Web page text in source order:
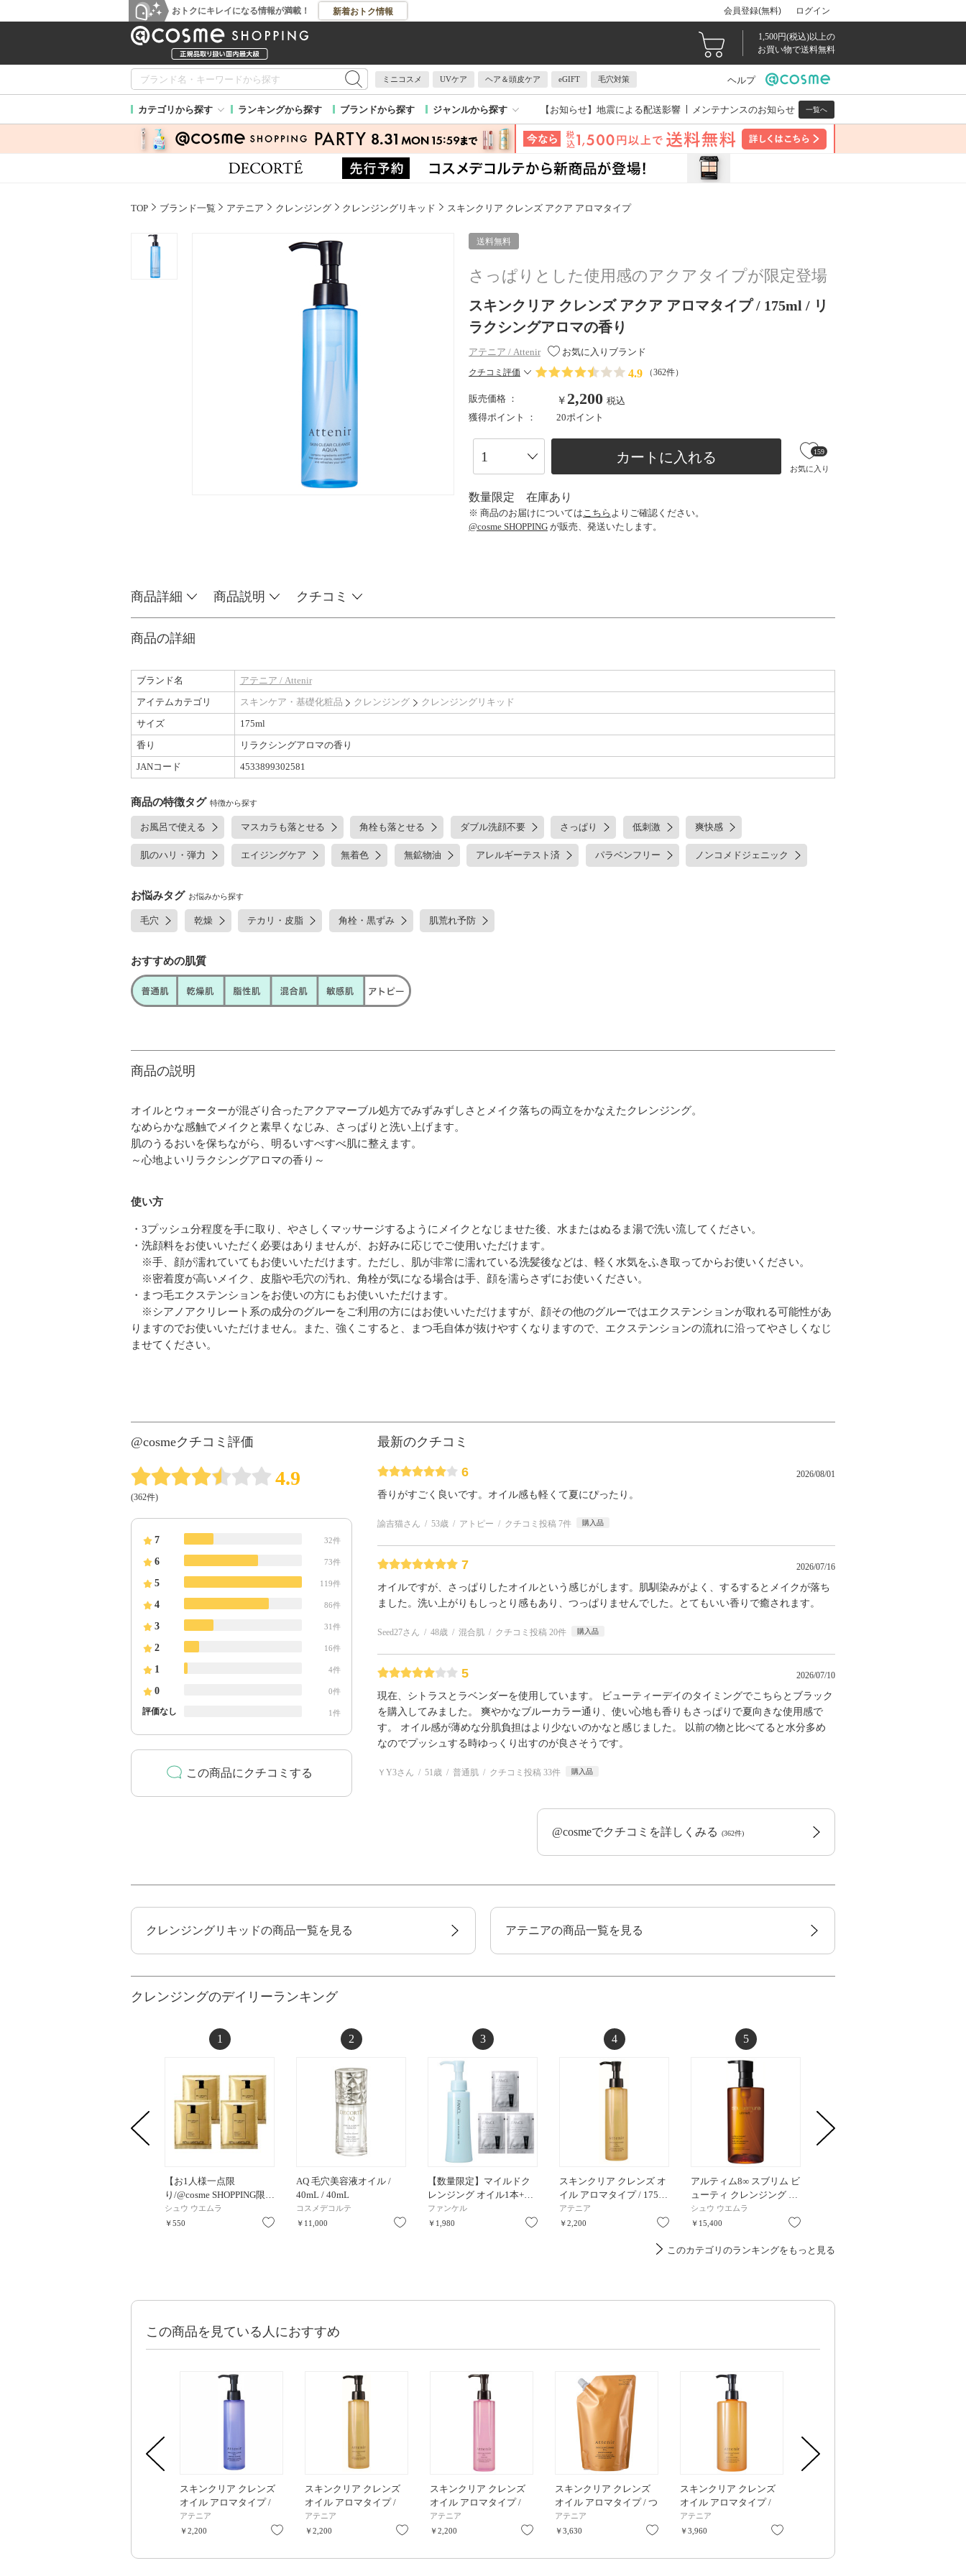
おトクにキレイになる情報が満載！ 新着おトク情報 会員登録(無料) ログイン
1,500円(税込)以上の
お買い物で送料無料
ミニコスメ UVケア ヘア＆頭皮ケア eGIFT 毛穴対策 ヘルプ
カテゴリから探す ランキングから探す ブランドから探す ジャンルから探す 【お知らせ】 地震による配送影響 メンテナンスのお知らせ 一覧へ
TOP ブランド一覧 アテニア クレンジング クレンジングリキッド スキンクリア クレンズ アクア アロマタイプ
送料無料
さっぱりとした使用感のアクアタイプが限定登場
スキンクリア クレンズ アクア アロマタイプ / 175ml / リ
ラクシングアロマの香り
アテニア / Attenir お気に入りブランド
クチコミ評価 4.9 （362件）
販売価格 ： ￥ 2,200 税込
獲得ポイント ：
20ポイント
カートに入れる
お気に入り
159
数量限定 在庫あり
※ 商品のお届けについては こちら よりご確認ください。
@cosme SHOPPING が販売、発送いたします。
商品詳細 商品説明 クチコミ
商品の詳細
ブランド名
アテニア / Attenir
アイテムカテゴリ
スキンケア・基礎化粧品 クレンジング
クレンジングリキッド
サイズ
175ml
香り
リラクシングアロマの香り
JANコード
4533899302581
商品の特徴タグ 特徴から探す
お風呂で使える マスカラも落とせる 角栓も落とせる ダブル洗顔不要 さっぱり 低刺激 爽快感
肌のハリ・弾力 エイジングケア 無着色 無鉱物油 アレルギーテスト済 パラベンフリー ノンコメドジェニック
お悩みタグ お悩みから探す
毛穴 乾燥 テカリ・皮脂 角栓・黒ずみ 肌荒れ予防
おすすめの肌質
商品の説明
オイルとウォーターが混ざり合ったアクアマーブル処方でみずみずしさとメイク落ちの両立をかなえたクレンジング。
なめらかな感触でメイクと素早くなじみ、さっぱりと洗い上げます。
肌のうるおいを保ちながら、明るいすべすべ肌に整えます。
～心地よいリラクシングアロマの香り～
使い方
・3プッシュ分程度を手に取り、やさしくマッサージするようにメイクとなじませた後、水またはぬるま湯で洗い流してください。
・洗顔料をお使いいただく必要はありませんが、お好みに応じでご使用いただけます。
※手、顔が濡れていてもお使いいただけます。ただし、肌が非常に濡れている洗髪後などは、軽く水気をふき取ってからお使いください。
※密着度が高いメイク、皮脂や毛穴の汚れ、角栓が気になる場合は手、顔を濡らさずにお使いください。
・まつ毛エクステンションをお使いの方にもお使いいただけます。
※シアノアクリレート系の成分のグルーをご利用の方にはお使いいただけますが、顔その他のグルーではエクステンションが取れる可能性があ
りますのでお使いいただけません。また、強くこすると、まつ毛自体が抜けやすくなりますので、エクステンションの流れに沿ってやさしくなじ
ませてください。
@cosmeクチコミ評価
4.9
(362件)
7 32件
6 73件
5 119件
4 86件
3 31件
2 16件
1 4件
0 0件
評価なし 1件
この商品にクチコミする
最新のクチコミ
6 2026/08/01
香りがすごく良いです。オイル感も軽くて夏にぴったり。
諭吉猫さん 53歳 アトピー クチコミ投稿 7件 購入品
7 2026/07/16
オイルですが、さっぱりしたオイルという感じがします。肌馴染みがよく、するするとメイクが落ち
ました。洗い上がりもしっとり感もあり、つっぱりませんでした。とてもいい香りで癒されます。
Seed27さん 48歳 混合肌 クチコミ投稿 20件 購入品
5 2026/07/10
現在、シトラスとラベンダーを使用しています。 ビューティーデイのタイミングでこちらとブラック
を購入してみました。 爽やかなブルーカラー通り、使い心地も香りもさっぱりで夏向きな使用感で
す。 オイル感が薄めな分肌負担はより少ないのかなと感じました。 以前の物と比べてると水分多め
なのでプッシュする時ゆっくり出すのが良さそうです。
ＹY3さん 51歳 普通肌 クチコミ投稿 33件 購入品
@cosmeでクチコミを詳しくみる (362件)
クレンジングリキッドの商品一覧を見る アテニアの商品一覧を見る
クレンジングのデイリーランキング
1
【お1人様一点限
り/@cosme SHOPPING限…
シュウ ウエムラ
￥550
お気に入り
2
AQ 毛穴美容液オイル /
40mL / 40mL
コスメデコルテ
￥11,000
お気に入り
3
【数量限定】マイルドク
レンジング オイル1本+…
ファンケル
￥1,980
お気に入り
4
スキンクリア クレンズ オ
イル アロマタイプ / 175…
アテニア
￥2,200
お気に入り
5
アルティム8∞ スブリム ビ
ューティ クレンジング …
シュウ ウエムラ
￥15,400
このカテゴリのランキングをもっと見る
この商品を見ている人におすすめ
スキンクリア クレンズ
オイル アロマタイプ /
175ml / クリアネスラベ
ンダーの香り
アテニア
￥2,200
お気に入り
スキンクリア クレンズ
オイル アロマタイプ /
175ml
アテニア
￥2,200
お気に入り
スキンクリア クレンズ
オイル アロマタイプ /
175ml / ローズリュクス
の香り
アテニア
￥2,200
お気に入り
スキンクリア クレンズ
オイル アロマタイプ / つ
めかえ用 / 350ml / ピー
スフルオレンジの香り
アテニア
￥3,630
お気に入り
スキンクリア クレンズ
オイル アロマタイプ /
350ml / ピースフルオレ
ンジの香り
アテニア
￥3,960